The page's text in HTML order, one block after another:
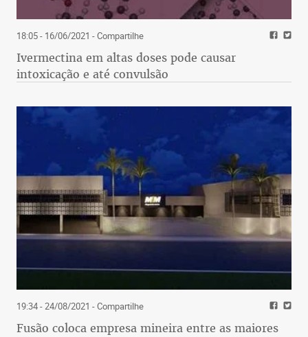
18:05 - 16/06/2021 - Compartilhe
Ivermectina em altas doses pode causar
intoxicação e até convulsão
19:34 - 24/08/2021 - Compartilhe
Fusão coloca empresa mineira entre as maiores